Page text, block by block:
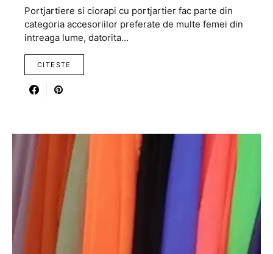
Portjartiere si ciorapi cu portjartier fac parte din
categoria accesoriilor preferate de multe femei din
intreaga lume, datorita…
CITESTE